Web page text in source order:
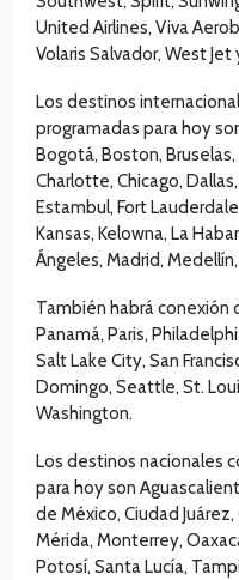
United Airlines, Viva
Volaris Salvador, West Jet
Los destinos
programadas para hoy
Bogotá, Boston, Bruselas,
Charlotte, Chicago,
Estambul, Fort
Kansas, Kelowna, La
Ángeles, Madrid,
También habrá conexión
Panamá, Paris,
Salt Lake City, San
Domingo, Seattle, St.
Washington.
Los destinos nacionales
para hoy son
de México, Ciudad
Mérida, Monterrey,
Potosí, Santa Lucía,